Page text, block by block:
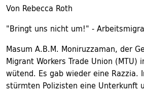
Von Rebecca Roth
"Bringt uns nicht um!" -
Masum A.B.M. Moniruzzaman, der
Migrant Workers Trade Union (MTU)
wütend. Es gab wieder eine Razzia.
stürmten Polizisten eine Unterkunft